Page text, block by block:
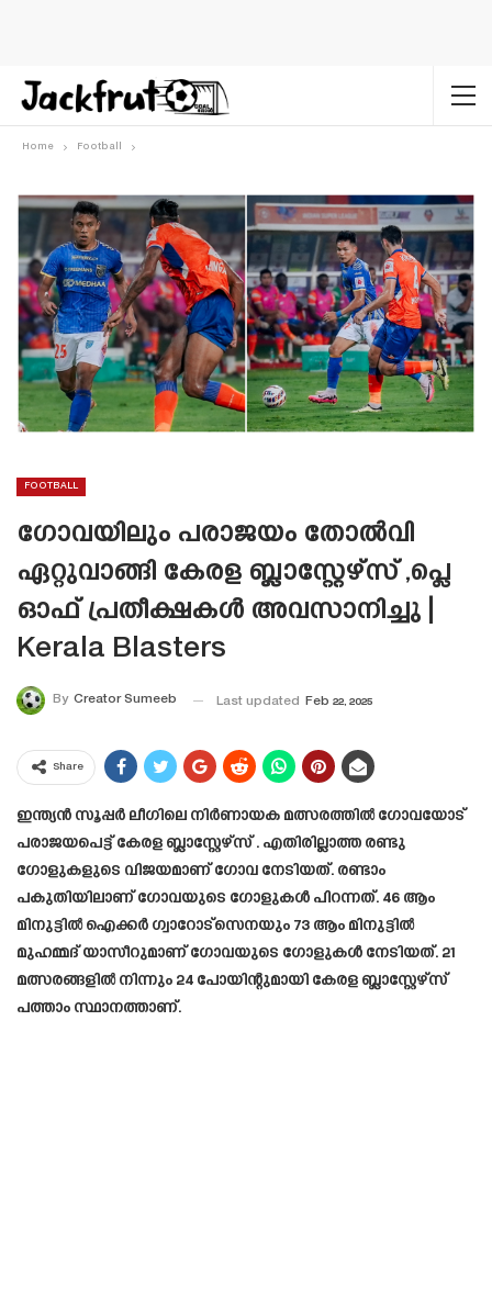
Home Football
FOOTBALL
ഗോവയിലും പരാജയം തോൽവി
ഏറ്റുവാങ്ങി കേരള ബ്ലാസ്റ്റേഴ്‌സ് ,പ്ലെ
ഓഫ് പ്രതീക്ഷകൾ അവസാനിച്ചു |
Kerala Blasters
By Creator Sumeeb Last updated Feb 22, 2025
Share
ഇന്ത്യൻ സൂപ്പർ ലീഗിലെ നിർണായക മത്സരത്തിൽ ഗോവയോട്
പരാജയപെട്ട് കേരള ബ്ലാസ്റ്റേഴ്‌സ് . എതിരില്ലാത്ത രണ്ടു
ഗോളുകളുടെ വിജയമാണ് ഗോവ നേടിയത്. രണ്ടാം
പകുതിയിലാണ് ഗോവയുടെ ഗോളുകൾ പിറന്നത്. 46 ആം
മിനുട്ടിൽ ഐക്കർ ഗ്വാറോട്‌സെനയും 73 ആം മിനുട്ടിൽ
മുഹമ്മദ് യാസീറുമാണ് ഗോവയുടെ ഗോളുകൾ നേടിയത്. 21
മത്സരങ്ങളിൽ നിന്നും 24 പോയിന്റുമായി കേരള ബ്ലാസ്റ്റേഴ്‌സ്
പത്താം സ്ഥാനത്താണ്.